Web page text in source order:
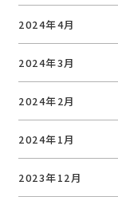
2024年4月
2024年3月
2024年2月
2024年1月
2023年12月